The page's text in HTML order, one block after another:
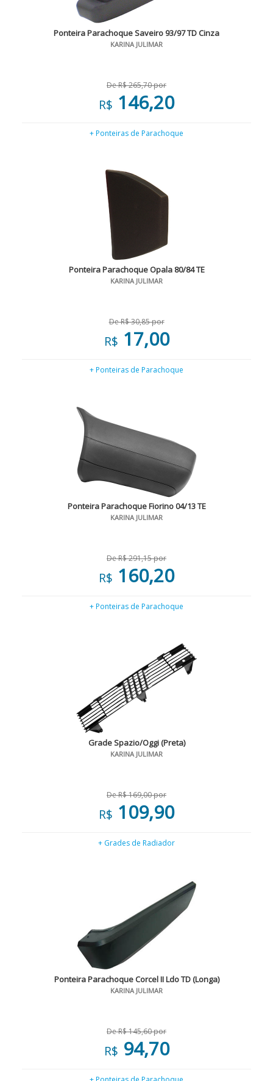
Ponteira Parachoque Saveiro 93/97 TD Cinza
KARINA JULIMAR
De R$ 265,70 por
R$ 146,20
+ Ponteiras de Parachoque
Ponteira Parachoque Opala 80/84 TE
KARINA JULIMAR
De R$ 30,85 por
R$ 17,00
+ Ponteiras de Parachoque
Ponteira Parachoque Fiorino 04/13 TE
KARINA JULIMAR
De R$ 291,15 por
R$ 160,20
+ Ponteiras de Parachoque
Grade Spazio/Oggi (Preta)
KARINA JULIMAR
De R$ 169,00 por
R$ 109,90
+ Grades de Radiador
Ponteira Parachoque Corcel II Ldo TD (Longa)
KARINA JULIMAR
De R$ 145,60 por
R$ 94,70